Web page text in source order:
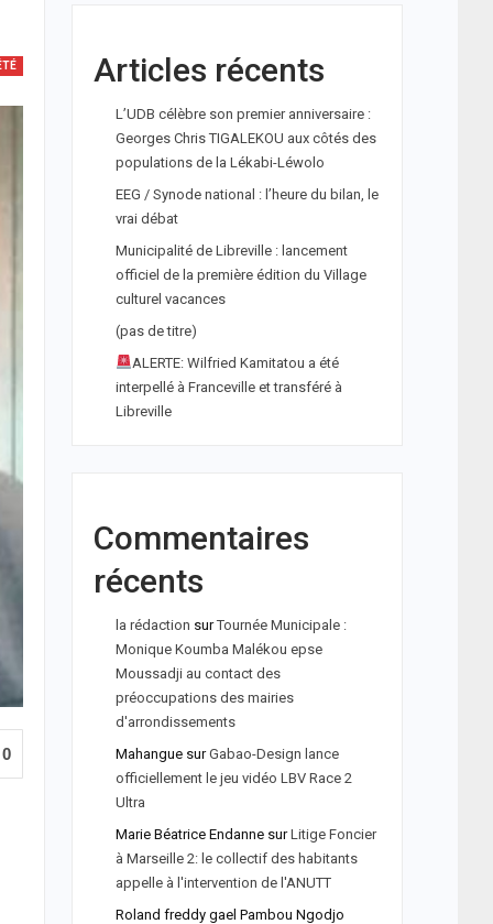
0
Articles récents
L’UDB célèbre son premier anniversaire :
Georges Chris TIGALEKOU aux côtés des
populations de la Lékabi-Léwolo
EEG / Synode national : l’heure du bilan, le
vrai débat
Municipalité de Libreville : lancement
officiel de la première édition du Village
culturel vacances
(pas de titre)
ALERTE: Wilfried Kamitatou a été
interpellé à Franceville et transféré à
Libreville
Commentaires
récents
la rédaction surTournée Municipale :
Monique Koumba Malékou epse
Moussadji au contact des
préoccupations des mairies
d'arrondissements
MahanguesurGabao-Design lance
officiellement le jeu vidéo LBV Race 2
Ultra
Marie Béatrice EndannesurLitige Foncier
à Marseille 2: le collectif des habitants
appelle à l'intervention de l'ANUTT
Roland freddy gael Pambou Ngodjo